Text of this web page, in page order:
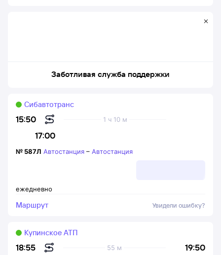
Заботливая служба поддержки
15:50
17:00
1 ч 10 м
Сибавтотранс
ежедневно
№ 587Л Автостанция – Автостанция
Маршрут Увидели ошибку?
18:55 19:50
55 м
Купинское АТП